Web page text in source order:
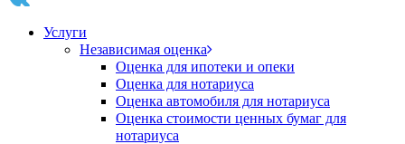
Услуги
Независимая оценка
Оценка для ипотеки и опеки
Оценка для нотариуса
Оценка автомобиля для нотариуса
Оценка стоимости ценных бумаг для
нотариуса